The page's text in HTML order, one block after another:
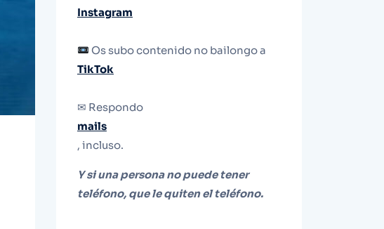
Instagram
Os subo contenido no bailongo a
TikTok
✉ Respondo
mails
, incluso.
Y si una persona no puede tener
teléfono, que le quiten el teléfono.